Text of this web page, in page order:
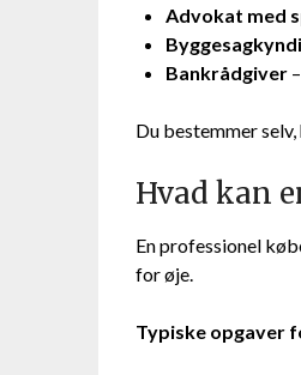
Advokat med
Bankrådgiver
Du bestemmer
Hvad kan
En professionel
for øje.
Typiske opgaver